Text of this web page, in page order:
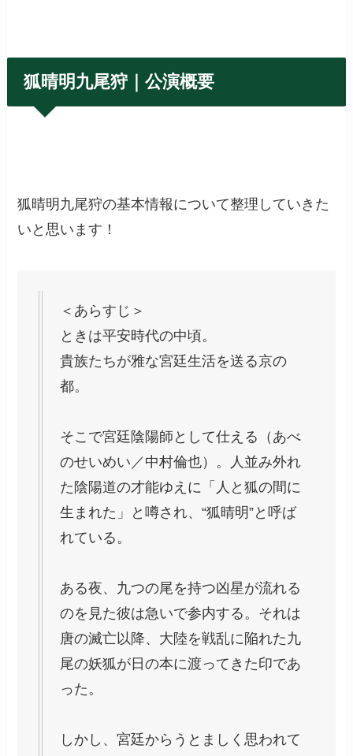
狐晴明九尾狩｜公演概要
狐晴明九尾狩の基本情報について整理していきた
いと思います！
＜あらすじ＞
ときは平安時代の中頃。
貴族たちが雅な宮廷生活を送る京の
都。
そこで宮廷陰陽師として仕える（あべ
のせいめい／中村倫也）。人並み外れ
た陰陽道の才能ゆえに「人と狐の間に
生まれた」と噂され、“狐晴明”と呼ば
れている。
ある夜、九つの尾を持つ凶星が流れる
のを見た彼は急いで参内する。それは
唐の滅亡以降、大陸を戦乱に陥れた九
尾の妖狐が日の本に渡ってきた印であ
った。
しかし、宮廷からうとましく思われて